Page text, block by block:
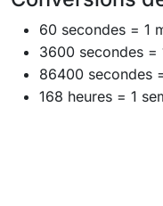
60 secondes = 1
3600 secondes =
86400 secondes
168 heures = 1